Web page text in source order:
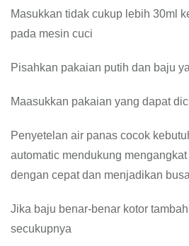
Masukkan tidak cukup lebih 30ml
pada mesin cuci
Pisahkan pakaian putih dan baju
Maasukkan pakaian yang dapat
Penyetelan air panas cocok
automatic mendukung
dengan cepat dan menjadikan
Jika baju benar-benar kotor
secukupnya